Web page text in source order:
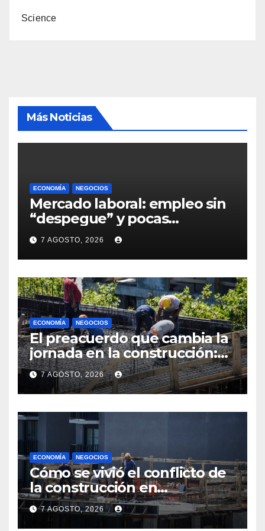
Science
Más Noticias
ECONOMÍA NEGOCIOS
Mercado laboral: empleo sin
“despegue” y pocas
expectativas empresariales
sobre aumento de personal
7 AGOSTO, 2026
ECONOMÍA NEGOCIOS
El preacuerdo que cambia la
jornada en la construcción:
menos horas, subas reales y
convenio hasta 2031
7 AGOSTO, 2026
ECONOMÍA NEGOCIOS
Cómo se vivió el conflicto de
la construcción en
Maldonado, un
departamento donde el
7 AGOSTO, 2026